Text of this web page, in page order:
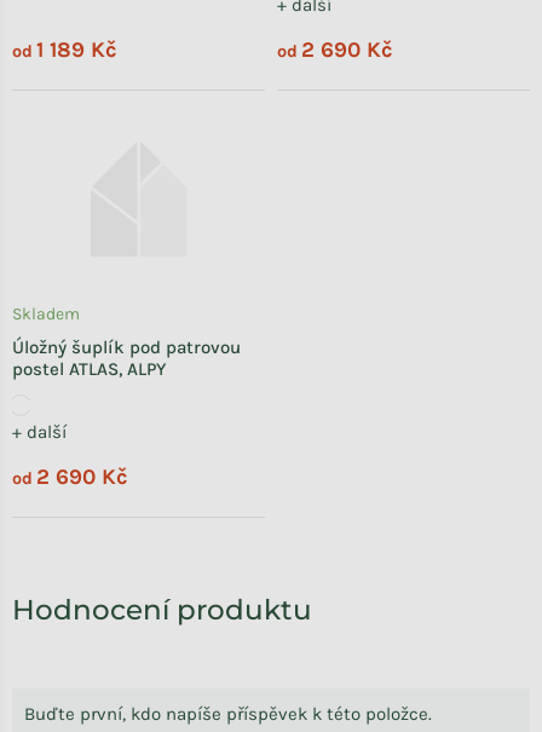
Hodnocení produktu
Buďte první, kdo napíše příspěvek k této položce.
Výpis hodnocení
od 1 189 Kč
+ další
od 2 690 Kč
Úložný šuplík pod patrovou
postel ATLAS, ALPY
+ další
Skladem
od 2 690 Kč